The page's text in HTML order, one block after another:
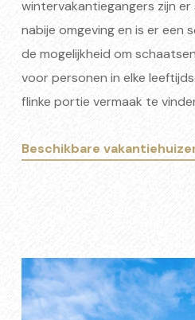
wintervakantiegangers zijn
nabije omgeving en is er een
de mogelijkheid om
voor personen in elke
flinke portie vermaak te
Beschikbare